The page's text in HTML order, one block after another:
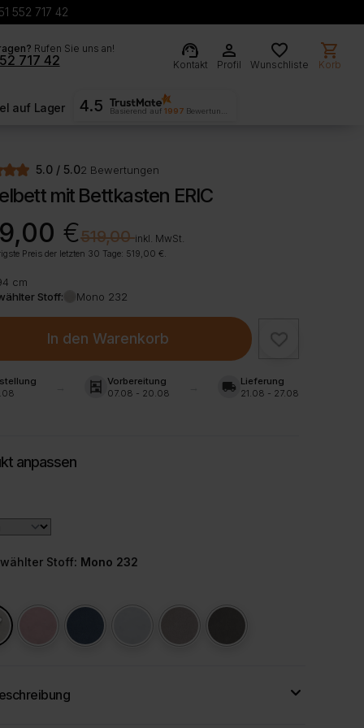
552 717 42
Rufen Sie uns an!
717 42 support_agent
Kontakt
person
Profil
favorite
Wunschliste
shopping_cart
Korb
auf Lager 4.5 Basierend auf1997 Bewertungen
5.0 / 5.02 Bewertungen
mit Bettkasten ERIC
€
519,00
€ inkl. MwSt.
Preis der letzten 30 Tage: 519,00 €.
Stoff: Mono 232
cm
Stoff:
Mono 232
In den Warenkorb
shelves
Vorbereitung
07.08 - 20.08
local_shipping Lieferung
21.08 - 27.08